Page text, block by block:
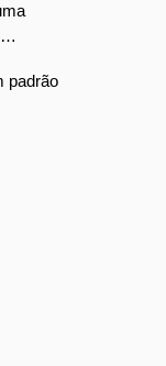
padrão